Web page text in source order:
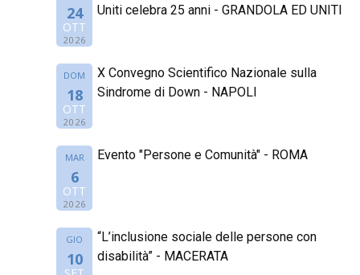
24
OTT
2026
Uniti celebra 25 anni - GRANDOLA ED UNITI
DOM
18
OTT
2026
X Convegno Scientifico Nazionale sulla
Sindrome di Down - NAPOLI
MAR
6
OTT
2026
Evento "Persone e Comunità" - ROMA
GIO
10
“L’inclusione sociale delle persone con
disabilità” - MACERATA